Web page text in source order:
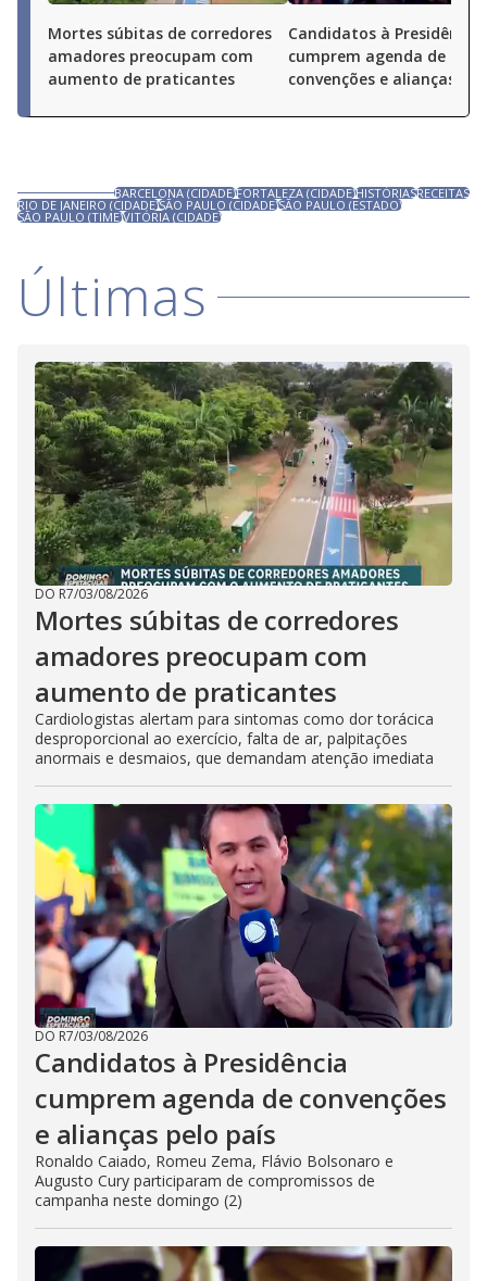
Mortes súbitas de corredores
amadores preocupam com
aumento de praticantes
Candidatos à Presidência
cumprem agenda de
convenções e alianças
BARCELONA (CIDADE)FORTALEZA (CIDADE)HISTÓRIASRECEITAS
RIO DE JANEIRO (CIDADE)SÃO PAULO (CIDADE)SÃO PAULO (ESTADO)
SÃO PAULO (TIME)VITÓRIA (CIDADE)
Últimas
DO R7/03/08/2026
Mortes súbitas de corredores
amadores preocupam com
aumento de praticantes
Cardiologistas alertam para sintomas como dor torácica
desproporcional ao exercício, falta de ar, palpitações
anormais e desmaios, que demandam atenção imediata
DO R7/03/08/2026
Candidatos à Presidência
cumprem agenda de convenções
e alianças pelo país
Ronaldo Caiado, Romeu Zema, Flávio Bolsonaro e
Augusto Cury participaram de compromissos de
campanha neste domingo (2)